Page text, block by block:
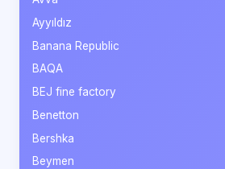
Ayyıldız
Banana Republic
BAQA
BEJ fine factory
Benetton
Bershka
Beymen